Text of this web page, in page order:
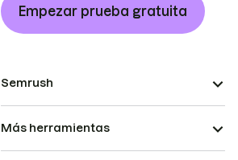
Empezar prueba gratuita
Semrush
Más herramientas